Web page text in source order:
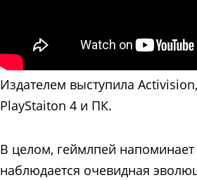
Издателем выступила
PlayStaiton 4 и ПК.
В целом, геймлпей напоминает
наблюдается очевидная